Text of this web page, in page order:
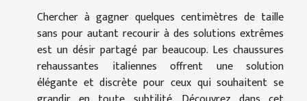
Chercher à gagner quelques centimètres de taille
sans pour autant recourir à des solutions extrêmes
est un désir partagé par beaucoup. Les chaussures
rehaussantes italiennes offrent une solution
élégante et discrète pour ceux qui souhaitent se